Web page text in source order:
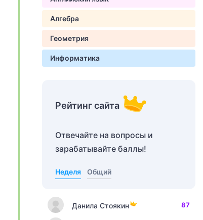
Алгебра
Геометрия
Информатика
Рейтинг сайта
Отвечайте на вопросы и
зарабатывайте баллы!
Неделя Общий
Данила Стоякин 87